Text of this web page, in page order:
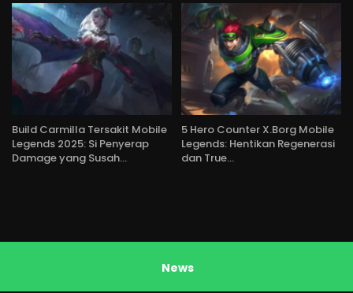
Build Carmilla Tersakit Mobile
Legends 2025: Si Penyerap
Damage yang Susah…
5 Hero Counter X.Borg Mobile
Legends: Hentikan Regenerasi
dan True…
News